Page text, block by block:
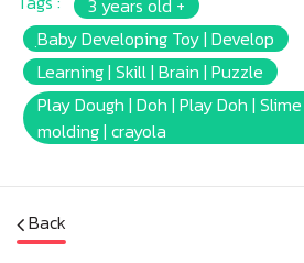
✔ perfect toddler toys for any
summer activity, or play table.
✔ Kids use their hands shaping,
to explore and share their
✔ Non toxic and allergen friendly
Play Foam is independently
✔ Crayola quality valentines
expect and kids love.
✔ Great gifts for kids 2+ and fun
3 years old +
ฺBaby Developing Toy | Develop
Learning | Skill | Brain | Puzzle
Play Dough | Doh | Play Doh |
molding | crayola
Back